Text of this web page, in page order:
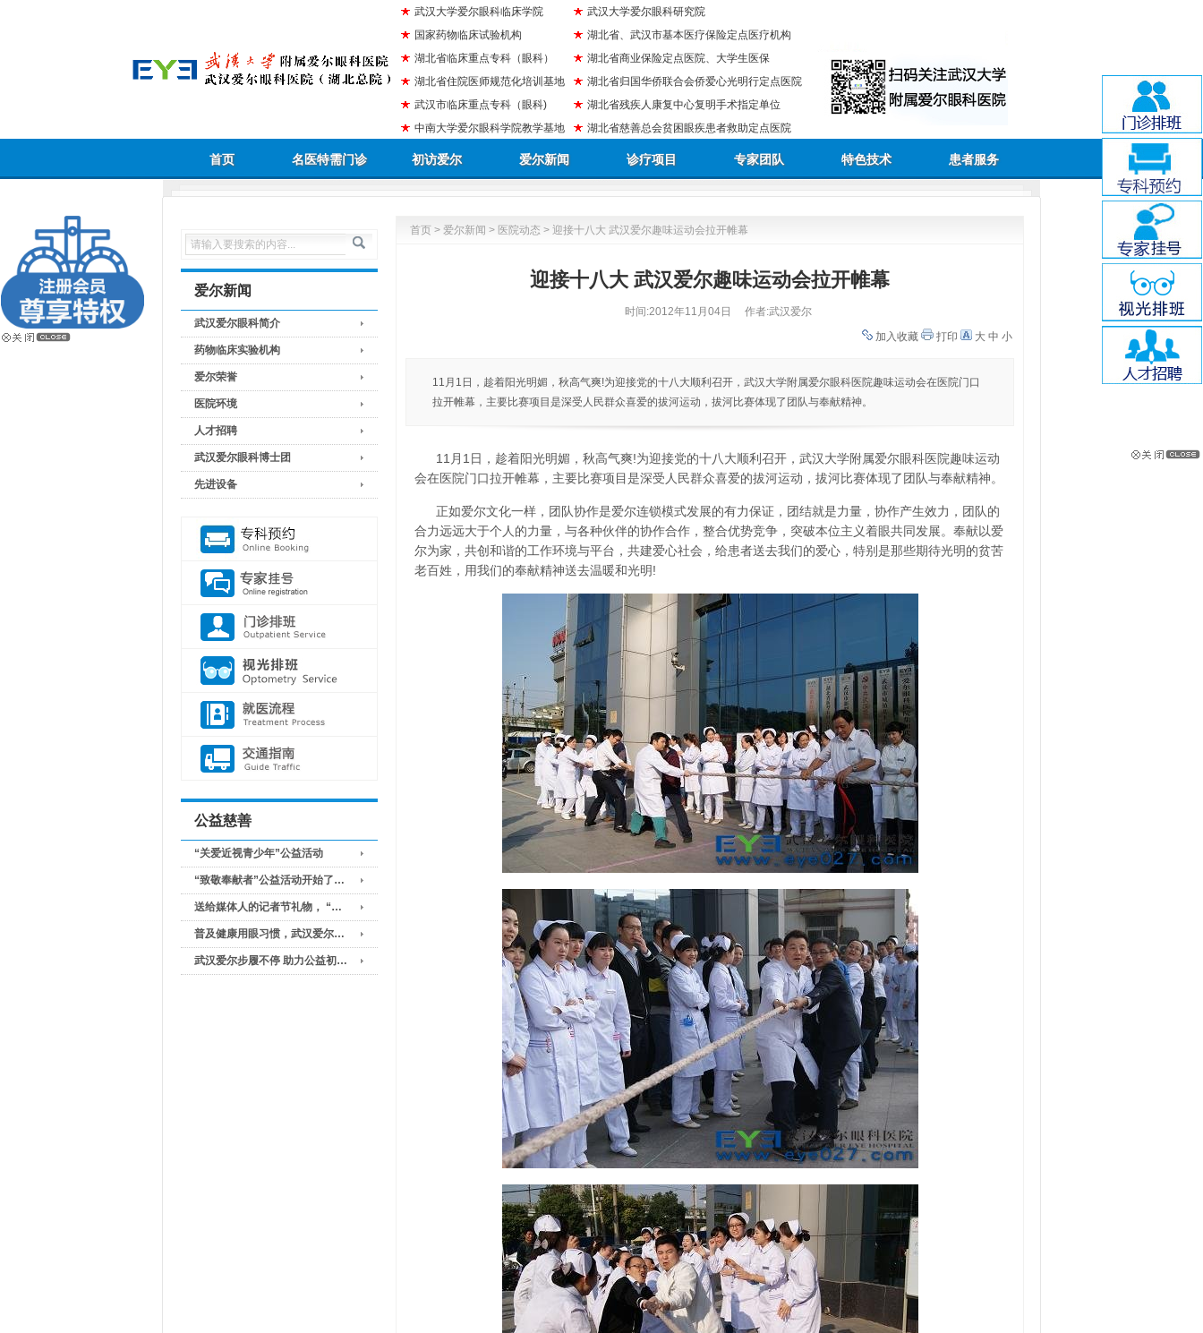
武汉大学爱尔眼科临床学院
国家药物临床试验机构
湖北省临床重点专科（眼科）
湖北省住院医师规范化培训基地
武汉市临床重点专科（眼科)
中南大学爱尔眼科学院教学基地
武汉大学爱尔眼科研究院
湖北省、武汉市基本医疗保险定点医疗机构
湖北省商业保险定点医院、大学生医保
湖北省归国华侨联合会侨爱心光明行定点医院
湖北省残疾人康复中心复明手术指定单位
湖北省慈善总会贫困眼疾患者救助定点医院
首页 名医特需门诊 初访爱尔 爱尔新闻 诊疗项目 专家团队 特色技术 患者服务
爱尔新闻
武汉爱尔眼科简介
药物临床实验机构
爱尔荣誉
医院环境
人才招聘
武汉爱尔眼科博士团
先进设备
公益慈善
“关爱近视青少年”公益活动
“致敬奉献者”公益活动开始了…
送给媒体人的记者节礼物， “…
普及健康用眼习惯，武汉爱尔…
武汉爱尔步履不停 助力公益初…
首页 > 爱尔新闻 > 医院动态 > 迎接十八大 武汉爱尔趣味运动会拉开帷幕
迎接十八大 武汉爱尔趣味运动会拉开帷幕
时间:2012年11月04日
作者:武汉爱尔
加入收藏
打印 大 中 小
11月1日，趁着阳光明媚，秋高气爽!为迎接党的十八大顺利召开，武汉大学附属爱尔眼科医院趣味运动会在医院门口
拉开帷幕，主要比赛项目是深受人民群众喜爱的拔河运动，拔河比赛体现了团队与奉献精神。
11月1日，趁着阳光明媚，秋高气爽!为迎接党的十八大顺利召开，武汉大学附属爱尔眼科医院趣味运动
会在医院门口拉开帷幕，主要比赛项目是深受人民群众喜爱的拔河运动，拔河比赛体现了团队与奉献精神。
正如爱尔文化一样，团队协作是爱尔连锁模式发展的有力保证，团结就是力量，协作产生效力，团队的
合力远远大于个人的力量，与各种伙伴的协作合作，整合优势竞争，突破本位主义着眼共同发展。奉献以爱
尔为家，共创和谐的工作环境与平台，共建爱心社会，给患者送去我们的爱心，特别是那些期待光明的贫苦
老百姓，用我们的奉献精神送去温暖和光明!